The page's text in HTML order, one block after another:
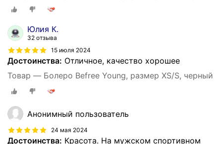
Юлия К.
32 отзыва
15 июля 2024
Достоинства: Отличное, качество хорошее
Товар — Болеро Befree Young, размер XS/S, черный
Анонимный пользователь
24 мая 2024
Достоинства: Красота. На мужском спортивном